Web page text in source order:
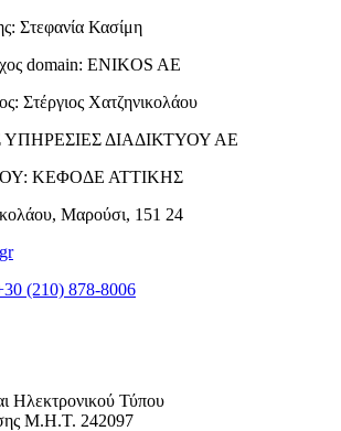
Στεφανία Κασίμη
domain: ENIKOS AE
Στέργιος Χατζηνικολάου
ΥΠΗΡΕΣΙΕΣ ΔΙΑΔΙΚΤΥΟΥ ΑΕ
ΚΕΦΟΔΕ ΑΤΤΙΚΗΣ
Μαρούσι, 151 24
(210) 878-8006
Ηλεκτρονικού Τύπου
Μ.Η.Τ. 242097